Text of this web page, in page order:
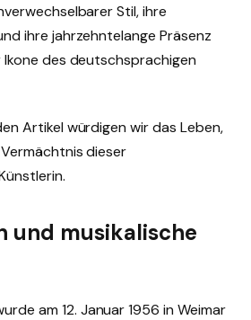
Stil, ihre
ihre jahrzehntelange Präsenz
des deutschsprachigen
Artikel würdigen wir das Leben,
dieser
und musikalische
am 12. Januar 1956 in Weimar